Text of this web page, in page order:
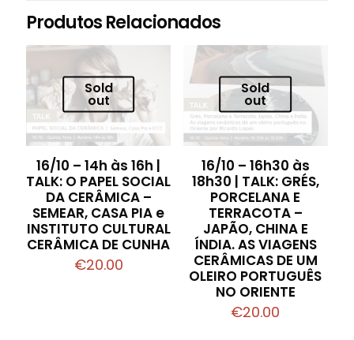
Produtos Relacionados
Sold
out
16/10 – 14h às 16h |
TALK: O PAPEL SOCIAL
DA CERÂMICA –
SEMEAR, CASA PIA e
INSTITUTO CULTURAL
CERÂMICA DE CUNHA
€20.00
Sold
out
16/10 – 16h30 às
18h30 | TALK: GRÉS,
PORCELANA E
TERRACOTA –
JAPÃO, CHINA E
ÍNDIA. AS VIAGENS
CERÂMICAS DE UM
OLEIRO PORTUGUÊS
NO ORIENTE
€20.00